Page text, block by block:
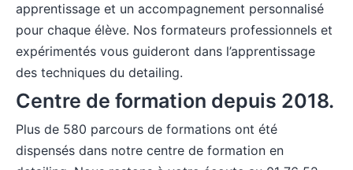
apprentissage et un accompagnement personnalisé
pour chaque élève. Nos formateurs professionnels et
expérimentés vous guideront dans l’apprentissage
des techniques du detailing.
Centre de formation depuis 2018.
Plus de 580 parcours de formations ont été
dispensés dans notre centre de formation en